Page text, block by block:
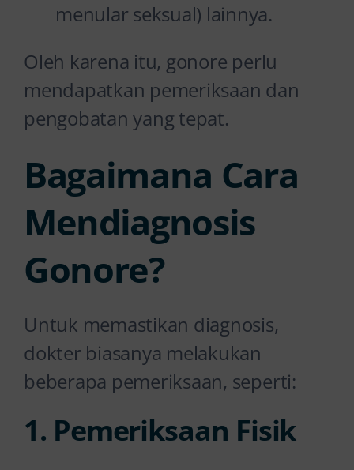
menular seksual) lainnya.
Oleh karena itu, gonore perlu
mendapatkan pemeriksaan dan
pengobatan yang tepat.
Bagaimana Cara
Mendiagnosis
Gonore?
Untuk memastikan diagnosis,
dokter biasanya melakukan
beberapa pemeriksaan, seperti:
1. Pemeriksaan Fisik